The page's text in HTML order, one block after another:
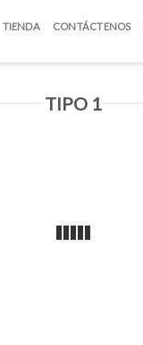
TIENDA CONTÁCTENOS
TIPO 1